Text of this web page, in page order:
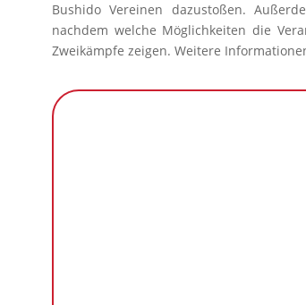
Bushido Vereinen dazustoßen.
nachdem welche Möglichkeiten die
Zweikämpfe zeigen. Weitere